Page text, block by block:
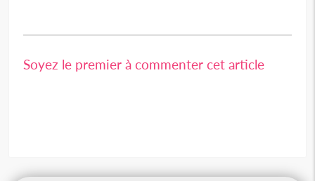
Soyez le premier à commenter cet article